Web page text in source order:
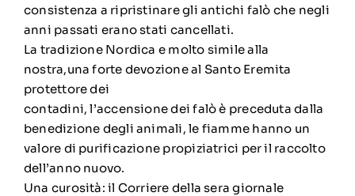
consistenza a ripristinare gli antichi falò che negli
anni passati erano stati cancellati.
La tradizione Nordica e molto simile alla
nostra,una forte devozione al Santo Eremita
protettore dei
contadini, l’accensione dei falò è preceduta dalla
benedizione degli animali, le fiamme hanno un
valore di purificazione propiziatrici per il raccolto
dell’anno nuovo.
Una curosità: il Corriere della sera giornale